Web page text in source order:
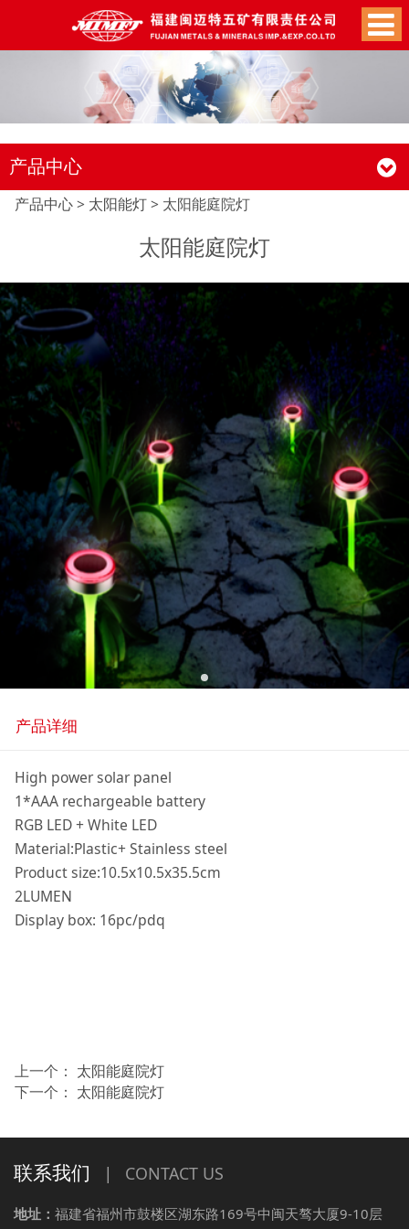
产品中心
太阳能庭院灯
产品中心> 太阳能灯> 太阳能庭院灯
太阳能庭院灯
产品详细
High power solar panel
1*AAA rechargeable battery
RGB LED + White LED
Material:Plastic+ Stainless steel
Product size:10.5x10.5x35.5cm
2LUMEN
Display box: 16pc/pdq
上一个： 太阳能庭院灯
下一个： 太阳能庭院灯
联系我们 | CONTACT US
地址： 福建省福州市鼓楼区湖东路169号中闽天骜大厦9-10层